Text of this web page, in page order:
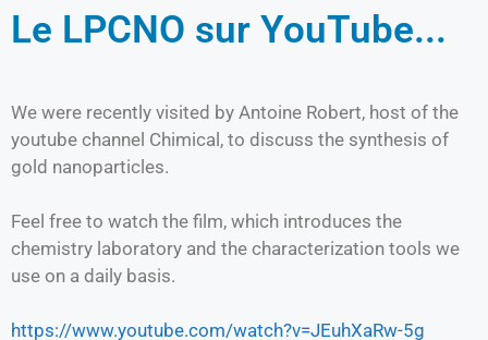
Le LPCNO sur YouTube...
We were recently visited by Antoine Robert, host of the
youtube channel Chimical, to discuss the synthesis of
gold nanoparticles.
Feel free to watch the film, which introduces the
chemistry laboratory and the characterization tools we
use on a daily basis.
https://www.youtube.com/watch?v=JEuhXaRw-5g